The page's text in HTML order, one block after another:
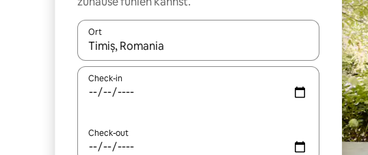
Ort
Wenn Ergebnisse verfügbar sind, navigiere mit den Pfeiltasten
Check-in
Check-out